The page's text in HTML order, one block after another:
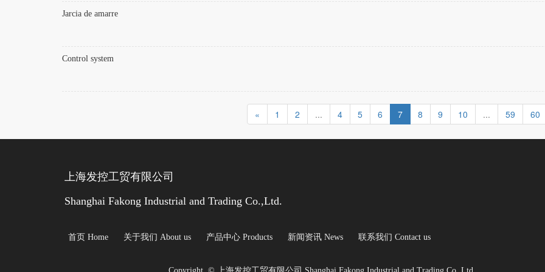
Jarcia de amarre
Control system
« 1 2 ... 4 5 6 7 8 9 10 ... 59 60
上海发控工贸有限公司
Shanghai Fakong Industrial and Trading Co.,Ltd.
首页 Home 关于我们 About us 产品中心 Products 新闻资讯 News 联系我们 Contact us